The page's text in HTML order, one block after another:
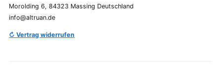
Morolding 6, 84323 Massing Deutschland
info@altruan.de
↻ Vertrag widerrufen